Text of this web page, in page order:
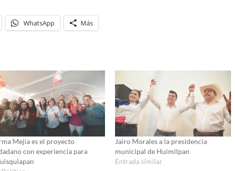
WhatsApp Más
Mejía es el proyecto
con experiencia para
Jairo Morales a la presidencia
municipal de Huimilpan
Entrada similar